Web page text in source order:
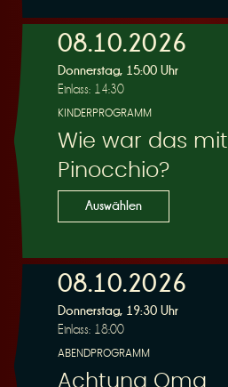
e
r
u
08.10.2026
Donnerstag, 15:00 Uhr
Einlass: 14:30
KINDERPROGRAMM
Wie war das mit
Pinocchio?
Auswählen
08.10.2026
Donnerstag, 19:30 Uhr
Einlass: 18:00
ABENDPROGRAMM
Achtung Oma